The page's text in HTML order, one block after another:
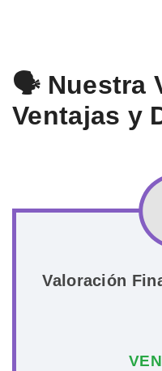
🗣️ Nuestra
Ventajas y
Valoración